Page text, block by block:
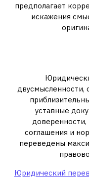
предполагает
искажения
двусмысленности,
уставные
соглашения и
переведены
Юридический